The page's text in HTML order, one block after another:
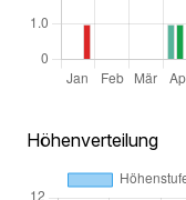
Höhenverteilung